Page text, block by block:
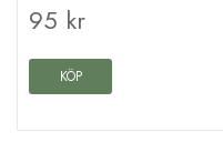
95 kr
KÖP